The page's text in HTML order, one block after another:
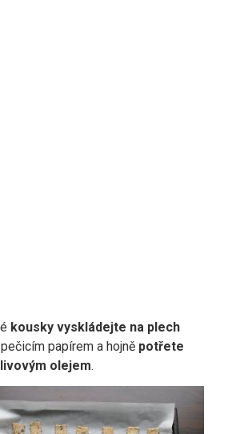
kousky vyskládejte na plech
papírem a hojně potřete
olejem.